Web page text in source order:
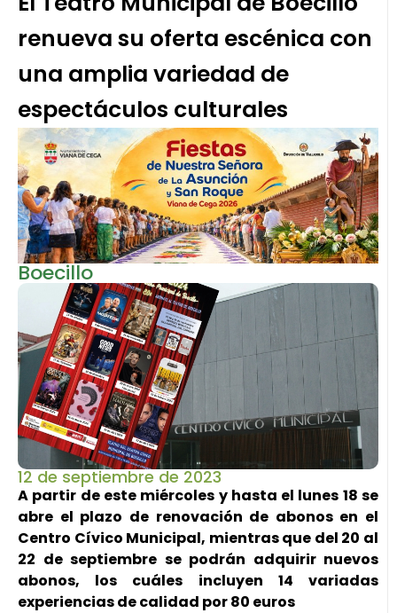
renueva su oferta escénica con
una amplia variedad de
espectáculos culturales
Boecillo
12 de septiembre de 2023
A partir de este miércoles y hasta el lunes 18 se
abre el plazo de renovación de abonos en el
Centro Cívico Municipal, mientras que del 20 al
22 de septiembre se podrán adquirir nuevos
abonos, los cuáles incluyen 14 variadas
experiencias de calidad por 80 euros